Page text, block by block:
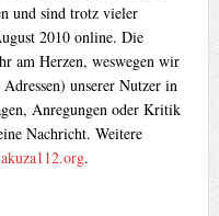
und sind trotz vieler
2010 online. Die
am Herzen, weswegen wir
unserer Nutzer in
Anregungen oder Kritik
Nachricht. Weitere
.